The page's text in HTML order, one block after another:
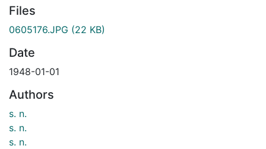
Files
0605176.JPG (22 KB)
Date
1948-01-01
Authors
s. n.
s. n.
s. n.